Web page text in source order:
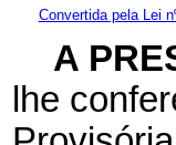
Convertida pela Lei
A
lhe